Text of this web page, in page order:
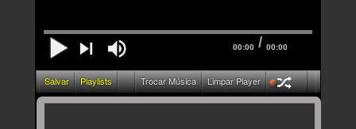
00:00 / 00:00
Salvar Playlists Trocar Música Limpar Player